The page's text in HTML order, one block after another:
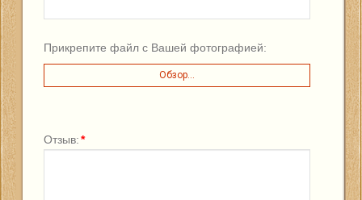
Прикрепите файл с Вашей фотографией:
Обзор...
Отзыв:*